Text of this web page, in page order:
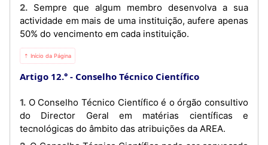
2. Sempre que algum membro desenvolva a sua
actividade em mais de uma instituição, aufere apenas
50% do vencimento em cada instituição.
⇡ Início da Página
Artigo 12.° Conselho Técnico Científico
1. O Conselho Técnico Científico é o órgão consultivo
do Director Geral em matérias científicas e
tecnológicas do âmbito das atribuições da AREA.